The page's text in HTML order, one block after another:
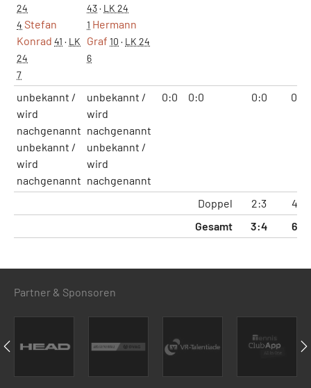
24
4 Stefan
Konrad 41 · LK
24
7
43· LK 24
1 Hermann
Graf 10 · LK 24
6
unbekannt /
wird
nachgenannt
unbekannt /
wird
nachgenannt
unbekannt /
wird
nachgenannt
unbekannt /
wird
nachgenannt
0:0 0:0 0:0 0:0
Doppel 2:3
4:6
Gesamt
3:4 6:9
Partner & Sponsoren